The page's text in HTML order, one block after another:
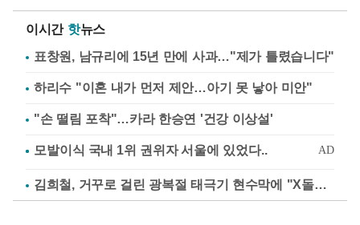
이시간 핫뉴스
표창원, 남규리에 15년 만에 사과…"제가 틀렸습니다"
하리수 "이혼 내가 먼저 제안…아기 못 낳아 미안"
"손 떨림 포착"…카라 한승연 '건강 이상설'
김희철, 거꾸로 걸린 광복절 태극기 현수막에 "X돌았네"